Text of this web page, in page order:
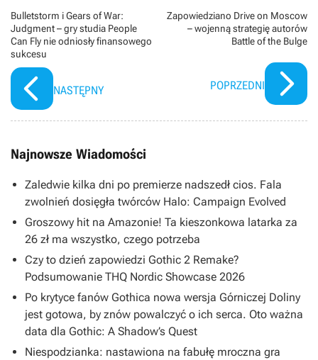
Bulletstorm i Gears of War:
Judgment – gry studia People
Can Fly nie odniosły finansowego
sukcesu
NASTĘPNY
Zapowiedziano Drive on Moscow
– wojenną strategię autorów
Battle of the Bulge
POPRZEDNI
Najnowsze Wiadomości
Zaledwie kilka dni po premierze nadszedł cios. Fala
zwolnień dosięgła twórców Halo: Campaign Evolved
Groszowy hit na Amazonie! Ta kieszonkowa latarka za
26 zł ma wszystko, czego potrzeba
Czy to dzień zapowiedzi Gothic 2 Remake?
Podsumowanie THQ Nordic Showcase 2026
Po krytyce fanów Gothica nowa wersja Górniczej Doliny
jest gotowa, by znów powalczyć o ich serca. Oto ważna
data dla Gothic: A Shadow’s Quest
Niespodzianka: nastawiona na fabułę mroczna gra